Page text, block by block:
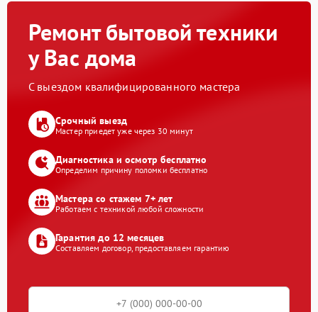
Ремонт бытовой техники
у Вас дома
С выездом квалифицированного мастера
Срочный выезд
Мастер приедет уже через 30 минут
Диагностика и осмотр бесплатно
Определим причину поломки бесплатно
Мастера со стажем 7+ лет
Работаем с техникой любой сложности
Гарантия до 12 месяцев
Составляем договор, предоставляем гарантию